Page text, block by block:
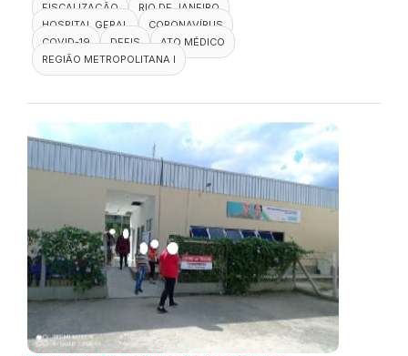
FISCALIZAÇÃO
RIO DE JANEIRO
HOSPITAL GERAL
CORONAVÍRUS
COVID-19
DEFIS
ATO MÉDICO
REGIÃO METROPOLITANA I